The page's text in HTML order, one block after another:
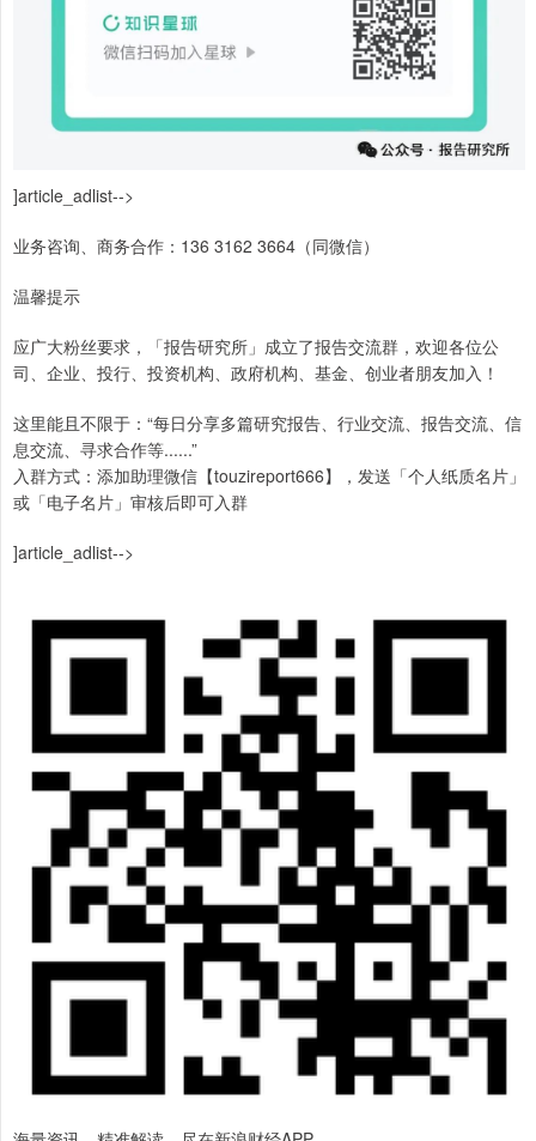
]article_adlist-->
业务咨询、商务合作：136 3162 3664（同微信）
温馨提示
应广大粉丝要求，「报告研究所」成立了报告交流群，欢迎各位公
司、企业、投行、投资机构、政府机构、基金、创业者朋友加入！
这里能且不限于：“每日分享多篇研究报告、行业交流、报告交流、信
息交流、寻求合作等......”
入群方式：添加助理微信【touzireport666】，发送「个人纸质名片」
或「电子名片」审核后即可入群
]article_adlist-->